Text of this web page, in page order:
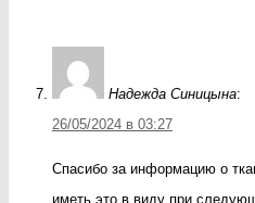
Надежда Синицына:
26/05/2024 в 03:27
Спасибо за информацию о
иметь это в виду при